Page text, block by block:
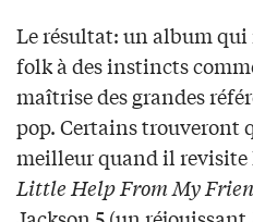
Le résultat: un album
folk à des instincts
maîtrise des grandes
pop. Certains trouveront
meilleur quand il revisite
Little Help From My